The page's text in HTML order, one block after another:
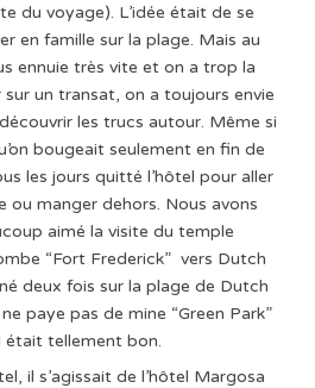
du voyage). L’idée était de se
en famille sur la plage. Mais au
ennuie très vite et on a trop la
un transat, on a toujours envie
les trucs autour. Même si
bougeait seulement en fin de
les jours quitté l’hôtel pour aller
ou manger dehors. Nous avons
aimé la visite du temple
“Fort Frederick” vers Dutch
deux fois sur la plage de Dutch
paye pas de mine “Green Park”
était tellement bon.
il s’agissait de l’hôtel Margosa